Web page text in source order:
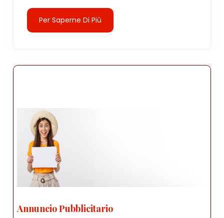
Per Saperne Di Più
Annuncio Pubblicitario